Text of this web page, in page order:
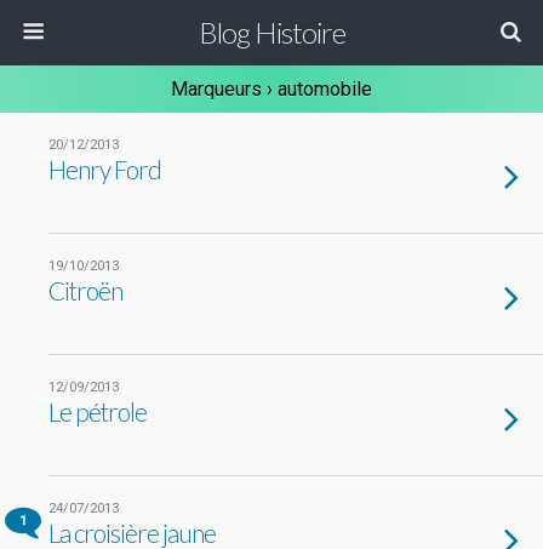
Blog Histoire
Marqueurs › automobile
20/12/2013
Henry Ford
19/10/2013
Citroën
12/09/2013
Le pétrole
1
24/07/2013
La croisière jaune